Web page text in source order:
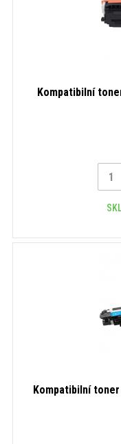
Kompatibilní
Kompatibilní toner